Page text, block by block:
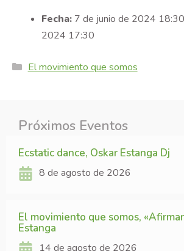
Fecha: 7 de junio de 2024 18:30
2024 17:30
Categories
El movimiento que somos
Próximos Eventos
Ecstatic dance, Oskar Estanga Dj
8 de agosto de 2026
El movimiento que somos,
Estanga
14 de agosto de 2026